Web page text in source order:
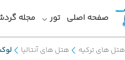
صفحه اصلی تور مجله
هتل های ترکیه هتل های آنتالیا